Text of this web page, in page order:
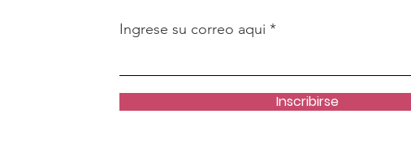
Ingrese su correo aqui
Inscribirse